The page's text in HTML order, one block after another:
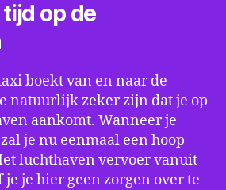
op de
boekt van en naar de
natuurlijk zeker zijn dat je op
aankomt. Wanneer je
je nu eenmaal een hoop
luchthaven vervoer vanuit
je hier geen zorgen over te